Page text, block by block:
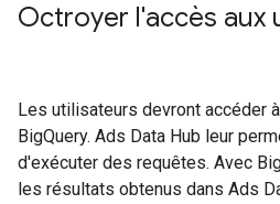
Octroyer l'accès aux
Les utilisateurs devront accéder
BigQuery. Ads Data Hub leur
d'exécuter des requêtes. Avec
les résultats obtenus dans Ads